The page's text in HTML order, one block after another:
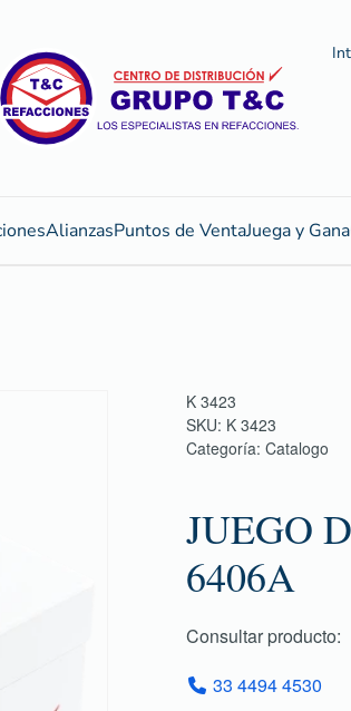
AlianzasPuntos de VentaJuega y Gana
K 3423
SKU: K 3423
Categoría: Catalogo
JUEGO
6406A
Consultar producto:
33 4494 4530